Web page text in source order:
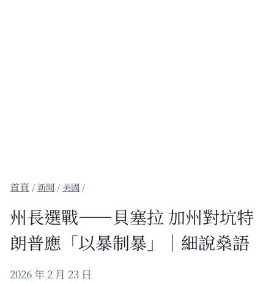
/新聞 / 美國 /
州長選戰——貝塞拉 加州對坑特
朗普應「以暴制暴」｜細說燊語
2026 年 2 月 23 日